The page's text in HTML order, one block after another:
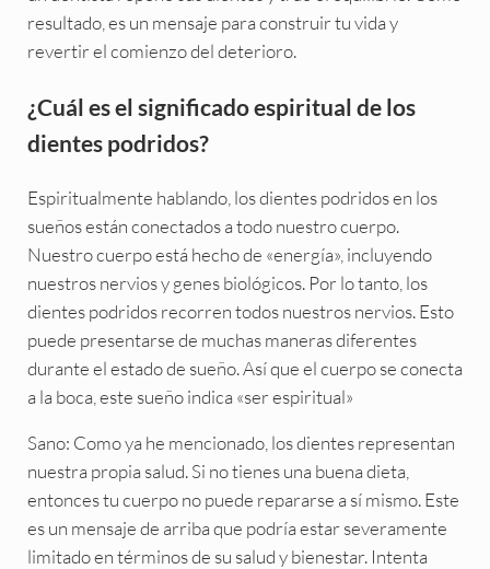
resultado, es un mensaje para construir tu vida y
revertir el comienzo del deterioro.
¿Cuál es el significado espiritual de los
dientes podridos?
Espiritualmente hablando, los dientes podridos en los
sueños están conectados a todo nuestro cuerpo.
Nuestro cuerpo está hecho de «energía», incluyendo
nuestros nervios y genes biológicos. Por lo tanto, los
dientes podridos recorren todos nuestros nervios. Esto
puede presentarse de muchas maneras diferentes
durante el estado de sueño. Así que el cuerpo se conecta
a la boca, este sueño indica «ser espiritual»
Sano: Como ya he mencionado, los dientes representan
nuestra propia salud. Si no tienes una buena dieta,
entonces tu cuerpo no puede repararse a sí mismo. Este
es un mensaje de arriba que podría estar severamente
limitado en términos de su salud y bienestar. Intenta